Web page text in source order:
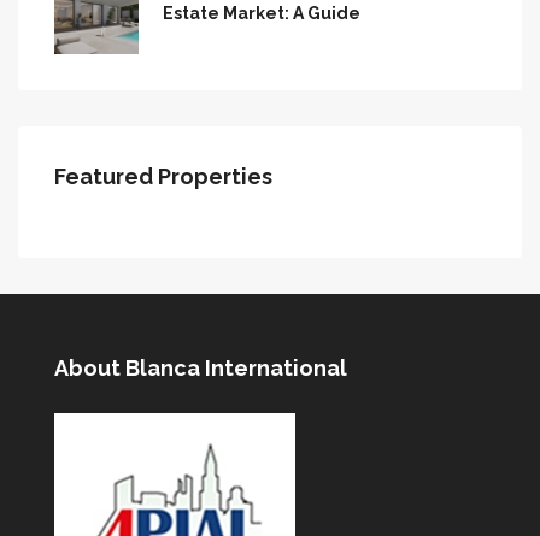
Estate Market: A Guide
Featured Properties
About Blanca International